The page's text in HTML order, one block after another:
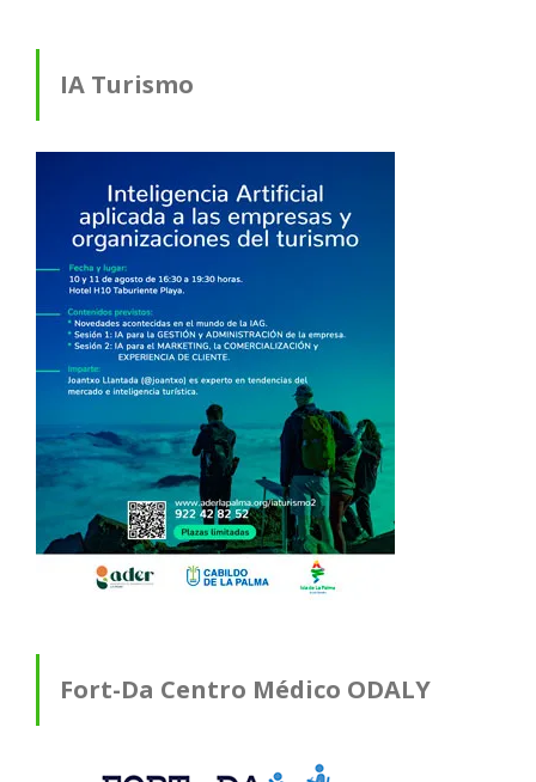
IA Turismo
Fort-Da Centro Médico ODALY